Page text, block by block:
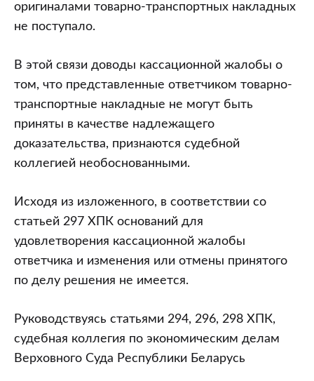
оригиналами товарно-транспортных накладных
не поступало.
В этой связи доводы кассационной жалобы о
том, что представленные ответчиком товарно-
транспортные накладные не могут быть
приняты в качестве надлежащего
доказательства, признаются судебной
коллегией необоснованными.
Исходя из изложенного, в соответствии со
статьей 297 ХПК оснований для
удовлетворения кассационной жалобы
ответчика и изменения или отмены принятого
по делу решения не имеется.
Руководствуясь статьями 294, 296, 298 ХПК,
судебная коллегия по экономическим делам
Верховного Суда Республики Беларусь